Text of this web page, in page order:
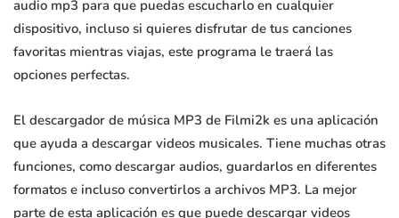
audio mp3 para que puedas escucharlo en cualquier
dispositivo, incluso si quieres disfrutar de tus canciones
favoritas mientras viajas, este programa le traerá las
opciones perfectas.
El descargador de música MP3 de Filmi2k es una aplicación
que ayuda a descargar videos musicales. Tiene muchas otras
funciones, como descargar audios, guardarlos en diferentes
formatos e incluso convertirlos a archivos MP3. La mejor
parte de esta aplicación es que puede descargar videos